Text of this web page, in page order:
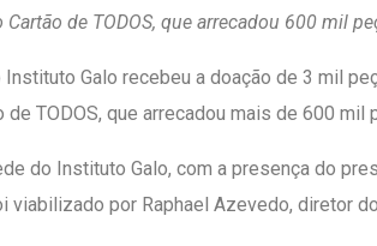
de TODOS, que arrecadou 600 mil
Galo recebeu a doação de 3 mil
de TODOS, que arrecadou mais de 600
do Instituto Galo, com a presença do
por Raphael Azevedo, diretor